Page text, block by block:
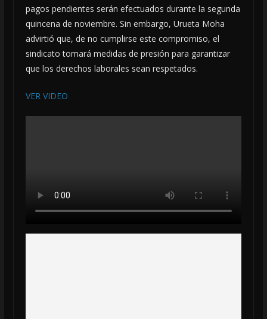
pagos pendientes serán efectuados durante la segunda
quincena de noviembre. Sin embargo, Urueta Moha
advirtió que, de no cumplirse este compromiso, el
sindicato tomará medidas de presión para garantizar
que los derechos laborales sean respetados.
VER VIDEO